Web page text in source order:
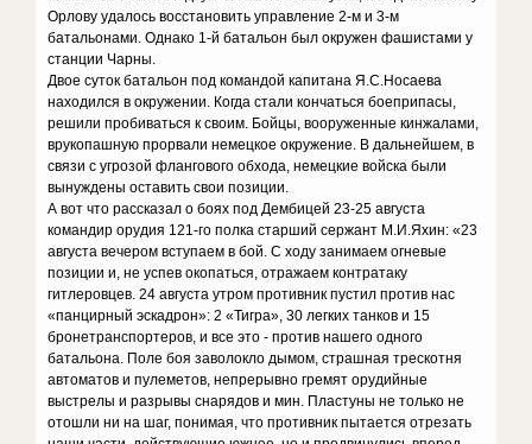
Орлову удалось восстановить управление 2-м и 3-м
батальонами. Однако 1-й батальон был окружен фашистами у
станции Чарны.
Двое суток батальон под командой капитана Я.С.Носаева
находился в окружении. Когда стали кончаться боеприпасы,
решили пробиваться к своим. Бойцы, вооруженные кинжалами,
врукопашную прорвали немецкое окружение. В дальнейшем, в
связи с угрозой флангового обхода, немецкие войска были
вынуждены оставить свои позиции.
А вот что рассказал о боях под Дембицей 23-25 августа
командир орудия 121-го полка старший сержант М.И.Яхин: «23
августа вечером вступаем в бой. С ходу занимаем огневые
позиции и, не успев окопаться, отражаем контратаку
гитлеровцев. 24 августа утром противник пустил против нас
«панцирный эскадрон»: 2 «Тигра», 30 легких танков и 15
бронетранспортеров, и все это - против нашего одного
батальона. Поле боя заволокло дымом, страшная трескотня
автоматов и пулеметов, непрерывно гремят орудийные
выстрелы и разрывы снарядов и мин. Пластуны не только не
отошли ни на шаг, понимая, что противник пытается отрезать